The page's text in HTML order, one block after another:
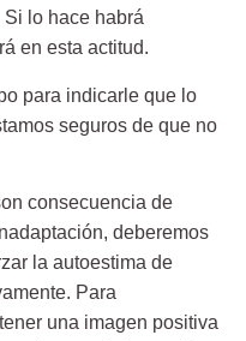
lo hace habrá
en esta actitud.
para indicarle que lo
seguros de que no
consecuencia de
deberemos
la autoestima de
Para
una imagen positiva